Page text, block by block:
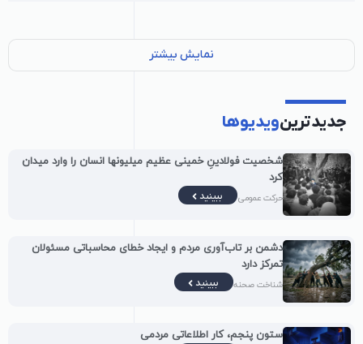
نمایش بیشتر
جدیدترینویدیوها
شخصیت فولادینِ خمینی عظیم میلیونها انسان را وارد میدان
کرد
حرکت عمومی ببینید
دشمن بر تاب‌آوری مردم و ایجاد خطای محاسباتی مسئولان
تمرکز دارد
شناخت صحنه ببینید
ستون پنجم، کار اطلاعاتی مردمی